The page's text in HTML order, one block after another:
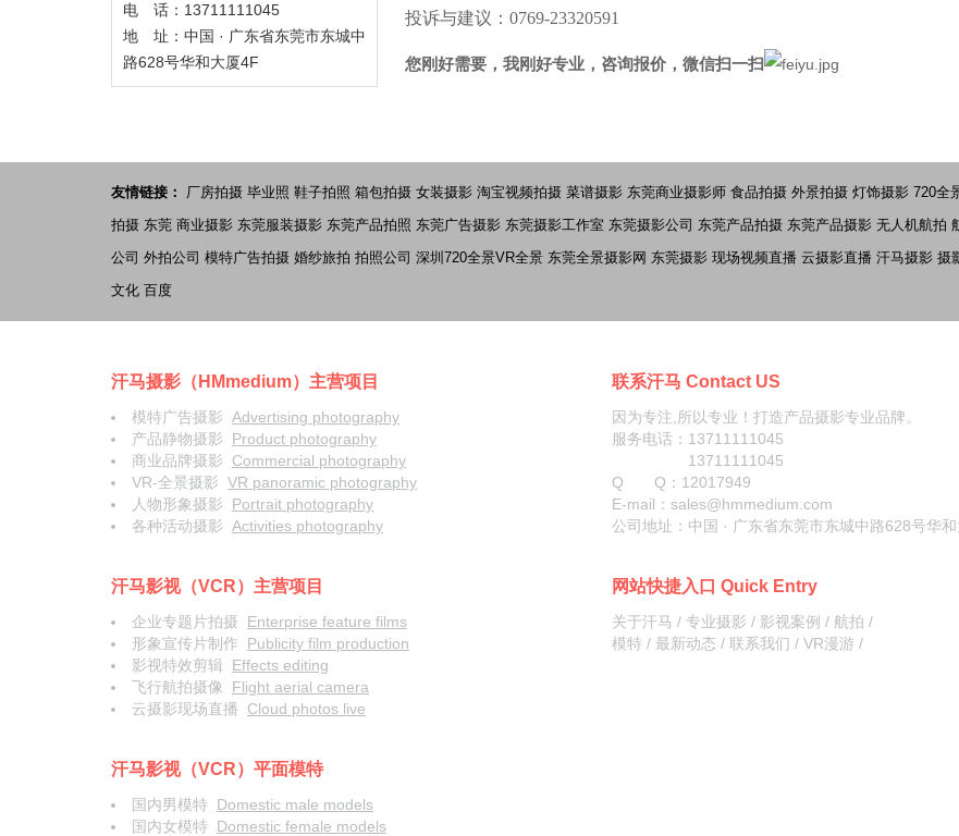
电 话：13711111045
地 址：中国 · 广东省东莞市东城中
路628号华和大厦4F
投诉与建议：0769-23320591
您刚好需要，我刚好专业，咨询报价，微信扫一扫
友情链接： 厂房拍摄 毕业照 鞋子拍照 箱包拍摄 女装摄影 淘宝视频拍摄 菜谱摄影 东莞商业摄影师 食品拍摄 外景拍摄 灯饰摄影 720全
拍摄 东莞 商业摄影 东莞服装摄影 东莞产品拍照 东莞广告摄影 东莞摄影工作室 东莞摄影公司 东莞产品拍摄 东莞产品摄影 无人机航拍
公司 外拍公司 模特广告拍摄 婚纱旅拍 拍照公司 深圳720全景VR全景 东莞全景摄影网 东莞摄影 现场视频直播 云摄影直播 汗马摄影 摄
文化 百度
汗马摄影（HMmedium）主营项目
模特广告摄影 Advertising photography
产品静物摄影 Product photography
商业品牌摄影 Commercial photography
VR-全景摄影 VR panoramic photography
人物形象摄影 Portrait photography
各种活动摄影 Activities photography
汗马影视（VCR）主营项目
企业专题片拍摄 Enterprise feature films
形象宣传片制作 Publicity film production
影视特效剪辑 Effects editing
飞行航拍摄像 Flight aerial camera
云摄影现场直播 Cloud photos live
汗马影视（VCR）平面模特
国内男模特
Domestic male models
国内女模特
Domestic female models
联系汗马 Contact US
因为专注,所以专业！打造产品摄影专业品牌。
服务电话：13711111045
13711111045
Q Q： 12017949
E-mail：sales@hmmedium.com
公司地址：中国 · 广东省东莞市东城中路628号华
网站快捷入口 Quick Entry
关于汗马 / 专业摄影 / 影视案例 / 航拍 /
模特 / 最新动态 / 联系我们 / VR漫游 /